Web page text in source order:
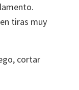
tiras muy
cortar